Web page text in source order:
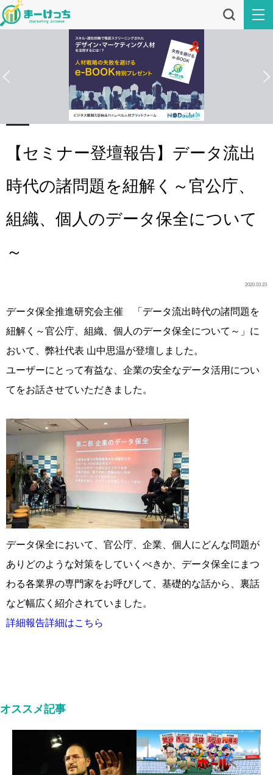
【セミナー登壇報告】データ流出
時代の諸問題を紐解く～官公庁、
組織、個人のデータ保全について
～
2020.03.23
データ保全推進研究会主催 「データ流出時代の諸問題を
紐解く～官公庁、組織、個人のデータ保全について～」に
おいて、弊社代表 山中思温が登壇しました。
ユーザーにとって有益な、企業の安全なデータ活用につい
てをお話させていただきました。
データ保全において、官公庁、企業、個人にどんな問題が
ありどのような対策をしていくべきか、データ保全にまつ
わる各業界の専門家をお呼びして、基礎的な話から、裏話
など幅広く紹介されていました。
詳細報告詳細はこちら
オススメ記事